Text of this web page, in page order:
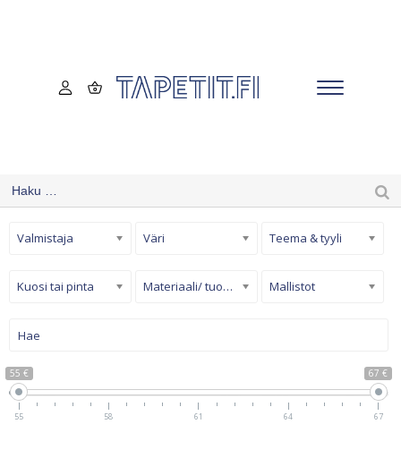
55 € 67 €
55 58 61 64 67
Valmistaja Väri Teema & tyyli
Kuosi tai pinta Materiaali/ tuotetyyppi Mallistot